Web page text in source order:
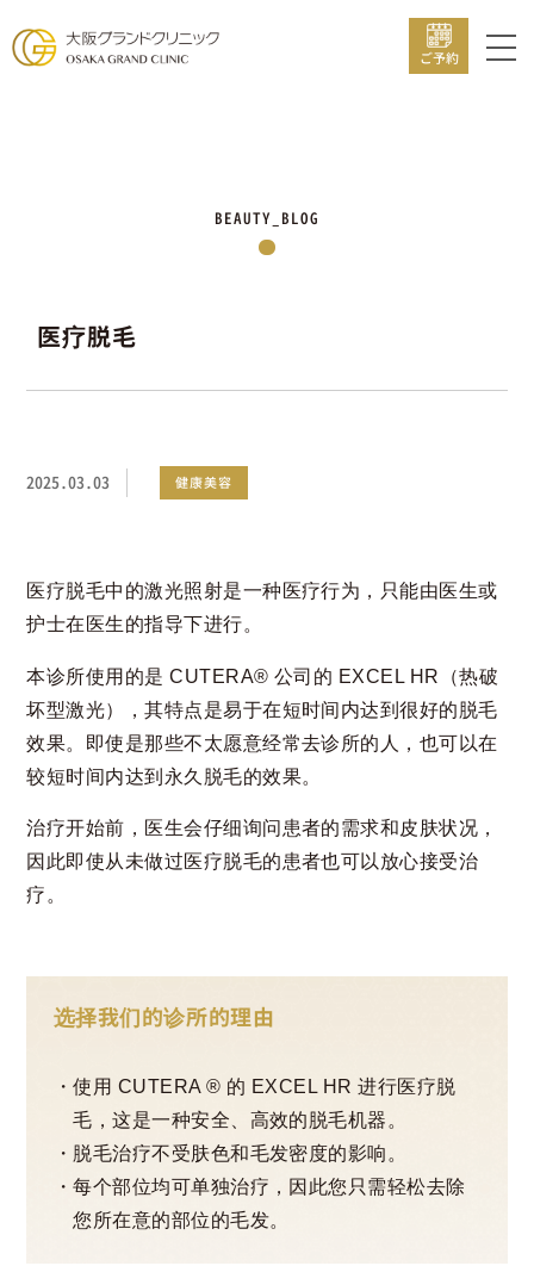
ご予約
医疗脱毛
BEAUTY_BLOG
2025.03.03 健康美容
医疗脱毛中的激光照射是一种医疗行为，只能由医生或
护士在医生的指导下进行。
本诊所使用的是 CUTERA®️ 公司的 EXCEL HR（热破
坏型激光），其特点是易于在短时间内达到很好的脱毛
效果。即使是那些不太愿意经常去诊所的人，也可以在
较短时间内达到永久脱毛的效果。
治疗开始前，医生会仔细询问患者的需求和皮肤状况，
因此即使从未做过医疗脱毛的患者也可以放心接受治
疗。
选择我们的诊所的理由
使用 CUTERA ®️ 的 EXCEL HR 进行医疗脱
毛，这是一种安全、高效的脱毛机器。
脱毛治疗不受肤色和毛发密度的影响。
每个部位均可单独治疗，因此您只需轻松去除
您所在意的部位的毛发。